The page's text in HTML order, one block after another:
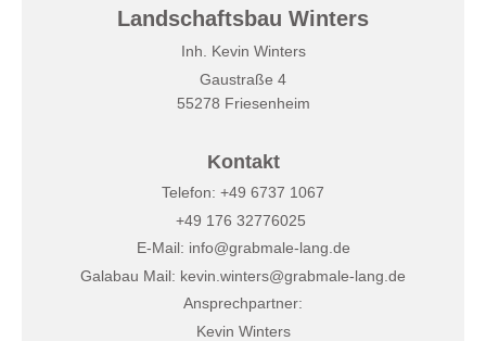
Landschaftsbau Winters
Inh. Kevin Winters
Gaustraße 4
55278 Friesenheim
Kontakt
Telefon: +49 6737 1067
+49 176 32776025
E-Mail: info@grabmale-lang.de
Galabau Mail: kevin.winters@grabmale-lang.de
Ansprechpartner:
Kevin Winters